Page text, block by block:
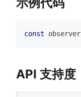
const observer
API 支持度